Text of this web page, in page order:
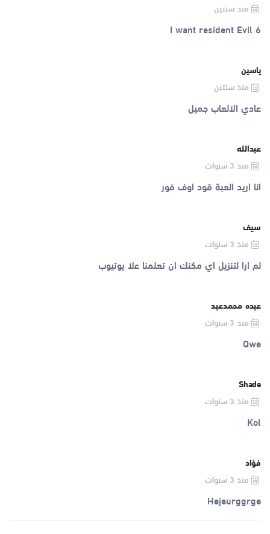
منذ سنتين
I want resident Evil 6
ياسين
منذ سنتين
عادي الالعاب جميل
عبدالله
منذ 3 سنوات
انا اريد العبة قود اوف فور
سيف
منذ 3 سنوات
لم ارا لتنزيل اي مكنك ان تعلمنا علا يوتيوب
عبده محمدعبد
منذ 3 سنوات
Qwe
Shade
منذ 3 سنوات
Kol
فؤاد
منذ 3 سنوات
Hejeurggrge